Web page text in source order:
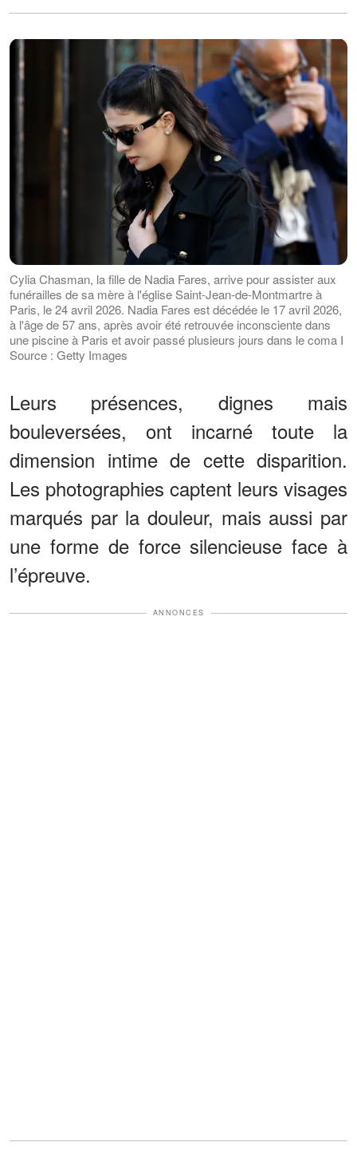
Cylia Chasman, la fille de Nadia Fares, arrive pour assister aux
funérailles de sa mère à l'église Saint-Jean-de-Montmartre à
Paris, le 24 avril 2026. Nadia Fares est décédée le 17 avril 2026,
à l'âge de 57 ans, après avoir été retrouvée inconsciente dans
une piscine à Paris et avoir passé plusieurs jours dans le coma I
Source : Getty Images
Leurs présences, dignes mais
bouleversées, ont incarné toute la
dimension intime de cette disparition.
Les photographies captent leurs visages
marqués par la douleur, mais aussi par
une forme de force silencieuse face à
l’épreuve.
ANNONCES